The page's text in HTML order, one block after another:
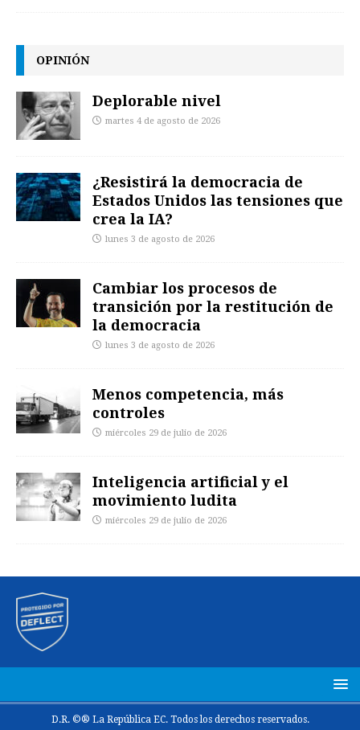
OPINIÓN
Deplorable nivel
martes 4 de agosto de 2026
¿Resistirá la democracia de
Estados Unidos las tensiones que
crea la IA?
lunes 3 de agosto de 2026
Cambiar los procesos de
transición por la restitución de
la democracia
lunes 3 de agosto de 2026
Menos competencia, más
controles
miércoles 29 de julio de 2026
Inteligencia artificial y el
movimiento ludita
miércoles 29 de julio de 2026
D.R. ©® La República EC. Todos los derechos reservados.